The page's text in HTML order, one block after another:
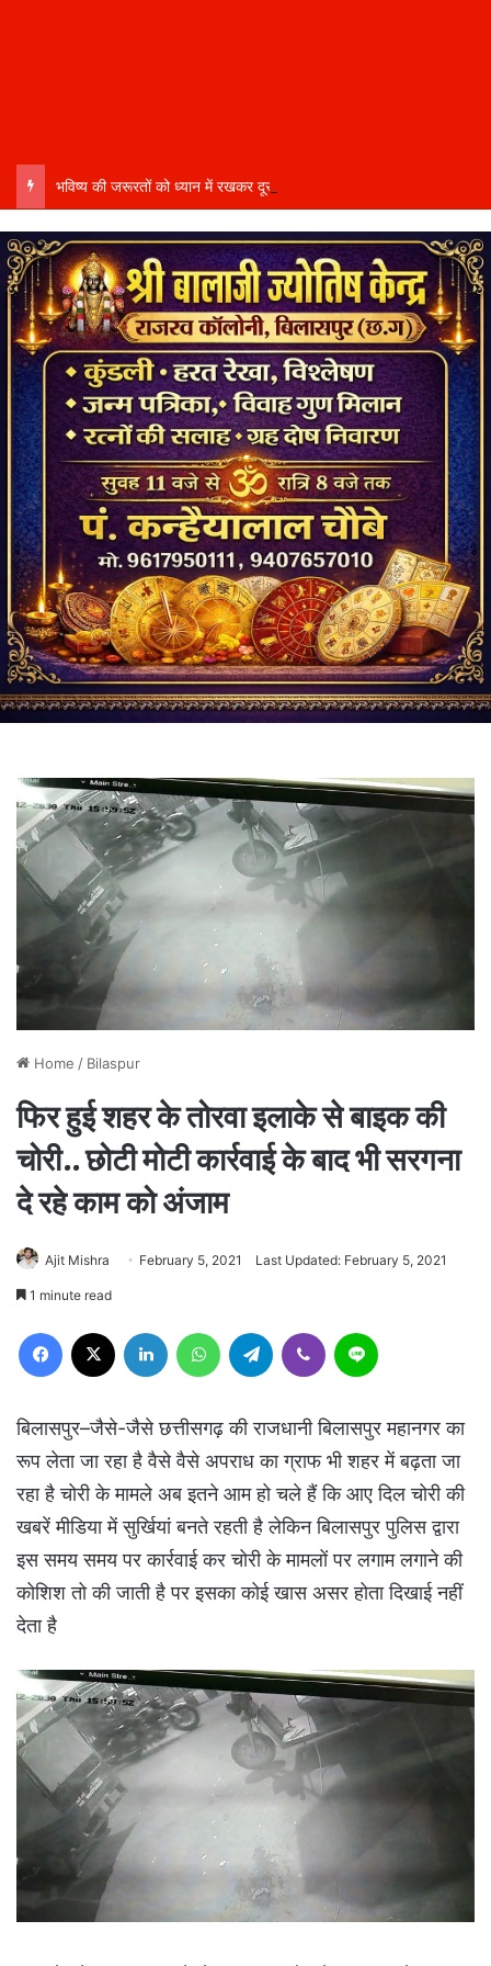
Home / Bilaspur
फिर हुई शहर के तोरवा इलाके से बाइक की
चोरी.. छोटी मोटी कार्रवाई के बाद भी सरगना
दे रहे काम को अंजाम
Ajit Mishra February 5, 2021 Last Updated: February 5, 2021
1 minute read
Facebook LinkedIn WhatsAppTelegram Viber
बिलासपुर–जैसे-जैसे छत्तीसगढ़ की राजधानी बिलासपुर महानगर का
रूप लेता जा रहा है वैसे वैसे अपराध का ग्राफ भी शहर में बढ़ता जा
रहा है चोरी के मामले अब इतने आम हो चले हैं कि आए दिल चोरी की
खबरें मीडिया में सुर्खियां बनते रहती है लेकिन बिलासपुर पुलिस द्वारा
इस समय समय पर कार्रवाई कर चोरी के मामलों पर लगाम लगाने की
कोशिश तो की जाती है पर इसका कोई खास असर होता दिखाई नहीं
देता है